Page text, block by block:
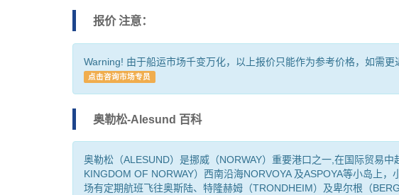
报价 注意：
Warning! 由于船运市场千变万化，以上报价只能作为参考价格，如需更
点击咨询市场专员
奥勒松-Alesund 百科
奥勒松（ALESUND）是挪威（NORWAY）重要港口之一,在国际贸易
KINGDOM OF NORWAY）西南沿海NORVOYA 及ASPOYA等小岛上
场有定期航班飞往奥斯陆、特隆赫姆（TRONDHEIM）及卑尔根（